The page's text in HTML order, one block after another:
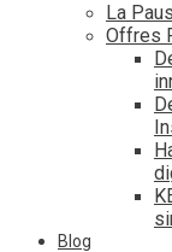
La
Offres
Blog